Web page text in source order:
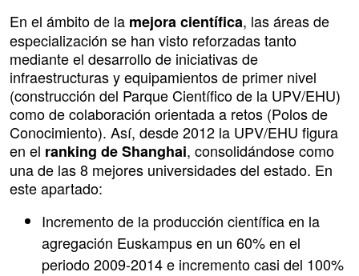
En el ámbito de la mejora científica, las áreas de
especialización se han visto reforzadas tanto
mediante el desarrollo de iniciativas de
infraestructuras y equipamientos de primer nivel
(construcción del Parque Científico de la UPV/EHU)
como de colaboración orientada a retos (Polos de
Conocimiento). Así, desde 2012 la UPV/EHU figura
en el ranking de Shanghai, consolidándose como
una de las 8 mejores universidades del estado. En
este apartado:
Incremento de la producción científica en la
agregación Euskampus en un 60% en el
periodo 2009-2014 e incremento casi del 100%